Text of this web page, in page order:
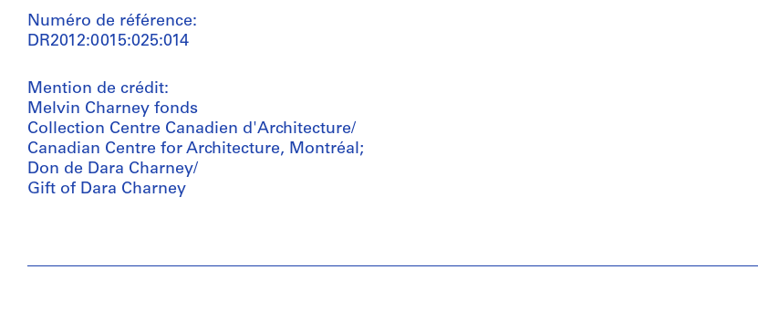
Numéro de référence:
DR2012:0015:025:014
Mention de crédit:
Melvin Charney fonds
Collection Centre Canadien d'Architecture/
Canadian Centre for Architecture, Montréal;
Don de Dara Charney/
Gift of Dara Charney